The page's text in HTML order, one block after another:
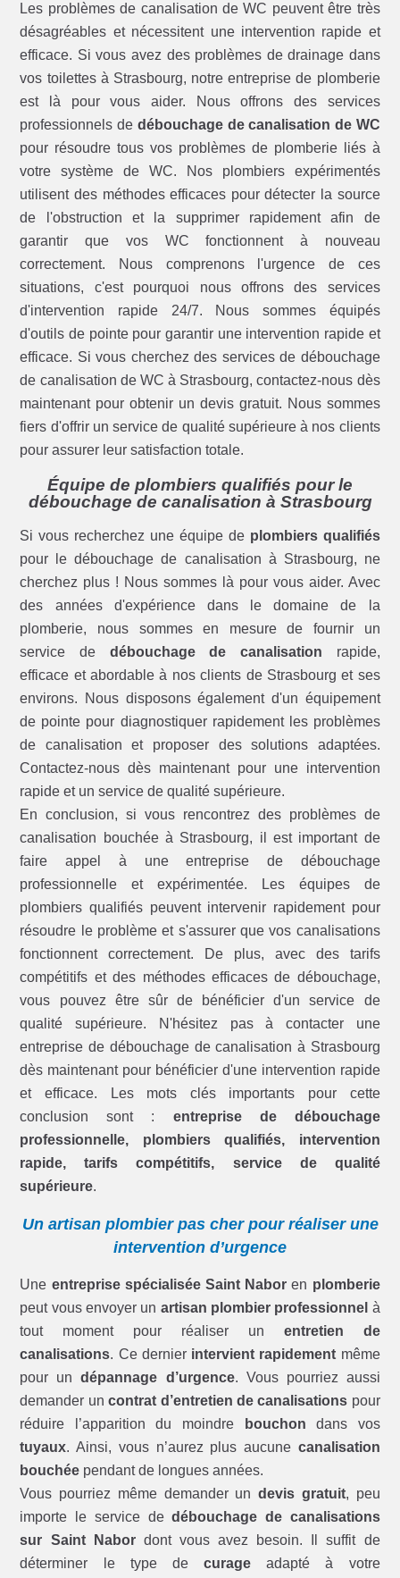
Les problèmes de canalisation de WC peuvent être très
désagréables et nécessitent une intervention rapide et
efficace. Si vous avez des problèmes de drainage dans
vos toilettes à Strasbourg, notre entreprise de plomberie
est là pour vous aider. Nous offrons des services
professionnels de débouchage de canalisation de WC
pour résoudre tous vos problèmes de plomberie liés à
votre système de WC. Nos plombiers expérimentés
utilisent des méthodes efficaces pour détecter la source
de l'obstruction et la supprimer rapidement afin de
garantir que vos WC fonctionnent à nouveau
correctement. Nous comprenons l'urgence de ces
situations, c'est pourquoi nous offrons des services
d'intervention rapide 24/7. Nous sommes équipés
d'outils de pointe pour garantir une intervention rapide et
efficace. Si vous cherchez des services de débouchage
de canalisation de WC à Strasbourg, contactez-nous dès
maintenant pour obtenir un devis gratuit. Nous sommes
fiers d'offrir un service de qualité supérieure à nos clients
pour assurer leur satisfaction totale.
Équipe de plombiers qualifiés pour le
débouchage de canalisation à Strasbourg
Si vous recherchez une équipe de plombiers qualifiés
pour le débouchage de canalisation à Strasbourg, ne
cherchez plus ! Nous sommes là pour vous aider. Avec
des années d'expérience dans le domaine de la
plomberie, nous sommes en mesure de fournir un
service de débouchage de canalisation rapide,
efficace et abordable à nos clients de Strasbourg et ses
environs. Nous disposons également d'un équipement
de pointe pour diagnostiquer rapidement les problèmes
de canalisation et proposer des solutions adaptées.
Contactez-nous dès maintenant pour une intervention
rapide et un service de qualité supérieure.
En conclusion, si vous rencontrez des problèmes de
canalisation bouchée à Strasbourg, il est important de
faire appel à une entreprise de débouchage
professionnelle et expérimentée. Les équipes de
plombiers qualifiés peuvent intervenir rapidement pour
résoudre le problème et s'assurer que vos canalisations
fonctionnent correctement. De plus, avec des tarifs
compétitifs et des méthodes efficaces de débouchage,
vous pouvez être sûr de bénéficier d'un service de
qualité supérieure. N'hésitez pas à contacter une
entreprise de débouchage de canalisation à Strasbourg
dès maintenant pour bénéficier d'une intervention rapide
et efficace. Les mots clés importants pour cette
conclusion sont : entreprise de débouchage
professionnelle, plombiers qualifiés, intervention
rapide, tarifs compétitifs, service de qualité
supérieure.
Un artisan plombier pas cher pour réaliser une
intervention d’urgence
Une entreprise spécialisée Saint Nabor en plomberie
peut vous envoyer un artisan plombier professionnel à
tout moment pour réaliser un entretien de
canalisations. Ce dernier intervient rapidement même
pour undépannage d’urgence. Vous pourriez aussi
demander uncontrat d’entretien de canalisations pour
réduire l’apparition du moindre
bouchon dans vos
tuyaux. Ainsi, vous n’aurez plus aucune canalisation
bouchée pendant de longues années.
Vous pourriez même demander undevis gratuit, peu
importe le service dedébouchage de canalisations
sur Saint Nabordont vous avez besoin. Il suffit de
déterminer le type decurage adapté à votre